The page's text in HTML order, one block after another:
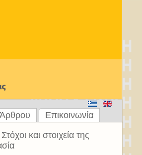
Επικοινωνία
και στοιχεία της